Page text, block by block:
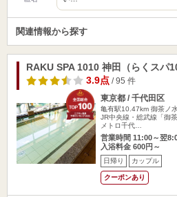
関連情報から探す
RAKU SPA 1010 神田（らくスパ
3.9点/ 95 件
東京都 / 千代田区
亀有駅10.47km 御茶ノ
JR中央線・総武線「御
メトロ千代…
営業時間 11:00～翌
入浴料金 600円～
日帰り カップル
クーポンあり